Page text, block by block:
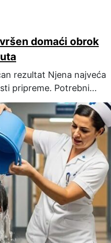
domaći obrok
rezultat Njena najveća
pripreme. Potrebni...